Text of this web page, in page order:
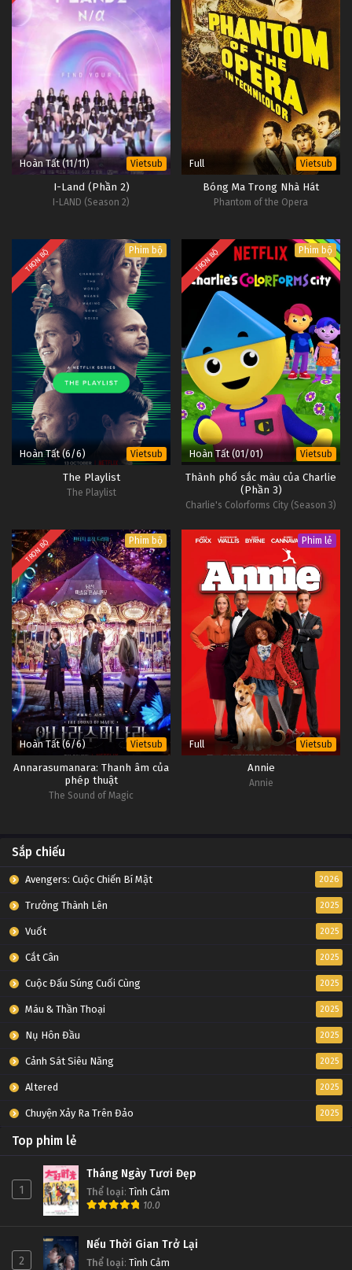
Hoàn Tất (11/11) Vietsub
I-Land (Phần 2)
I-LAND (Season 2)
Full Vietsub
Bóng Ma Trong Nhà Hát
Phantom of the Opera
TRỌN BỘ Phim bộ
Hoàn Tất (6/6) Vietsub
The Playlist
The Playlist
TRỌN BỘ Phim bộ
Hoàn Tất (01/01) Vietsub
Thành phố sắc màu của Charlie
(Phần 3)
Charlie's Colorforms City (Season 3)
TRỌN BỘ Phim bộ
Hoàn Tất (6/6) Vietsub
Annarasumanara: Thanh âm của
phép thuật
The Sound of Magic
Phim lẻ
Full Vietsub
Annie
Annie
Sắp chiếu
Avengers: Cuộc Chiến Bí Mật 2026
Trưởng Thành Lên 2025
Vuốt 2025
Cắt Cân 2025
Cuộc Đấu Súng Cuối Cùng 2025
Máu & Thần Thoại 2025
Nụ Hôn Đầu 2025
Cảnh Sát Siêu Năng 2025
Altered 2025
Chuyện Xảy Ra Trên Đảo 2025
Top phim lẻ
1
Tháng Ngày Tươi Đẹp
Thể loại: Tình Cảm
10.0
2
Nếu Thời Gian Trở Lại
Thể loại: Tình Cảm